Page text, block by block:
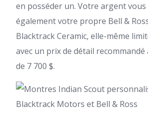
en posséder un. Votre argent vous
également votre propre Bell &
Blacktrack Ceramic, elle-même
avec un prix de détail
de 7 700 $.